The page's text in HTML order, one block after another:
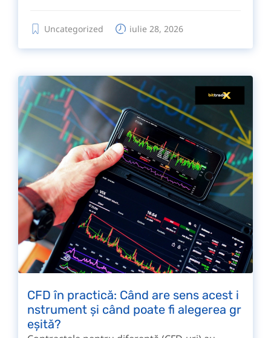
Uncategorized iulie 28, 2026
CFD în practică: Când are sens acest i
nstrument și când poate fi alegerea gr
eșită?